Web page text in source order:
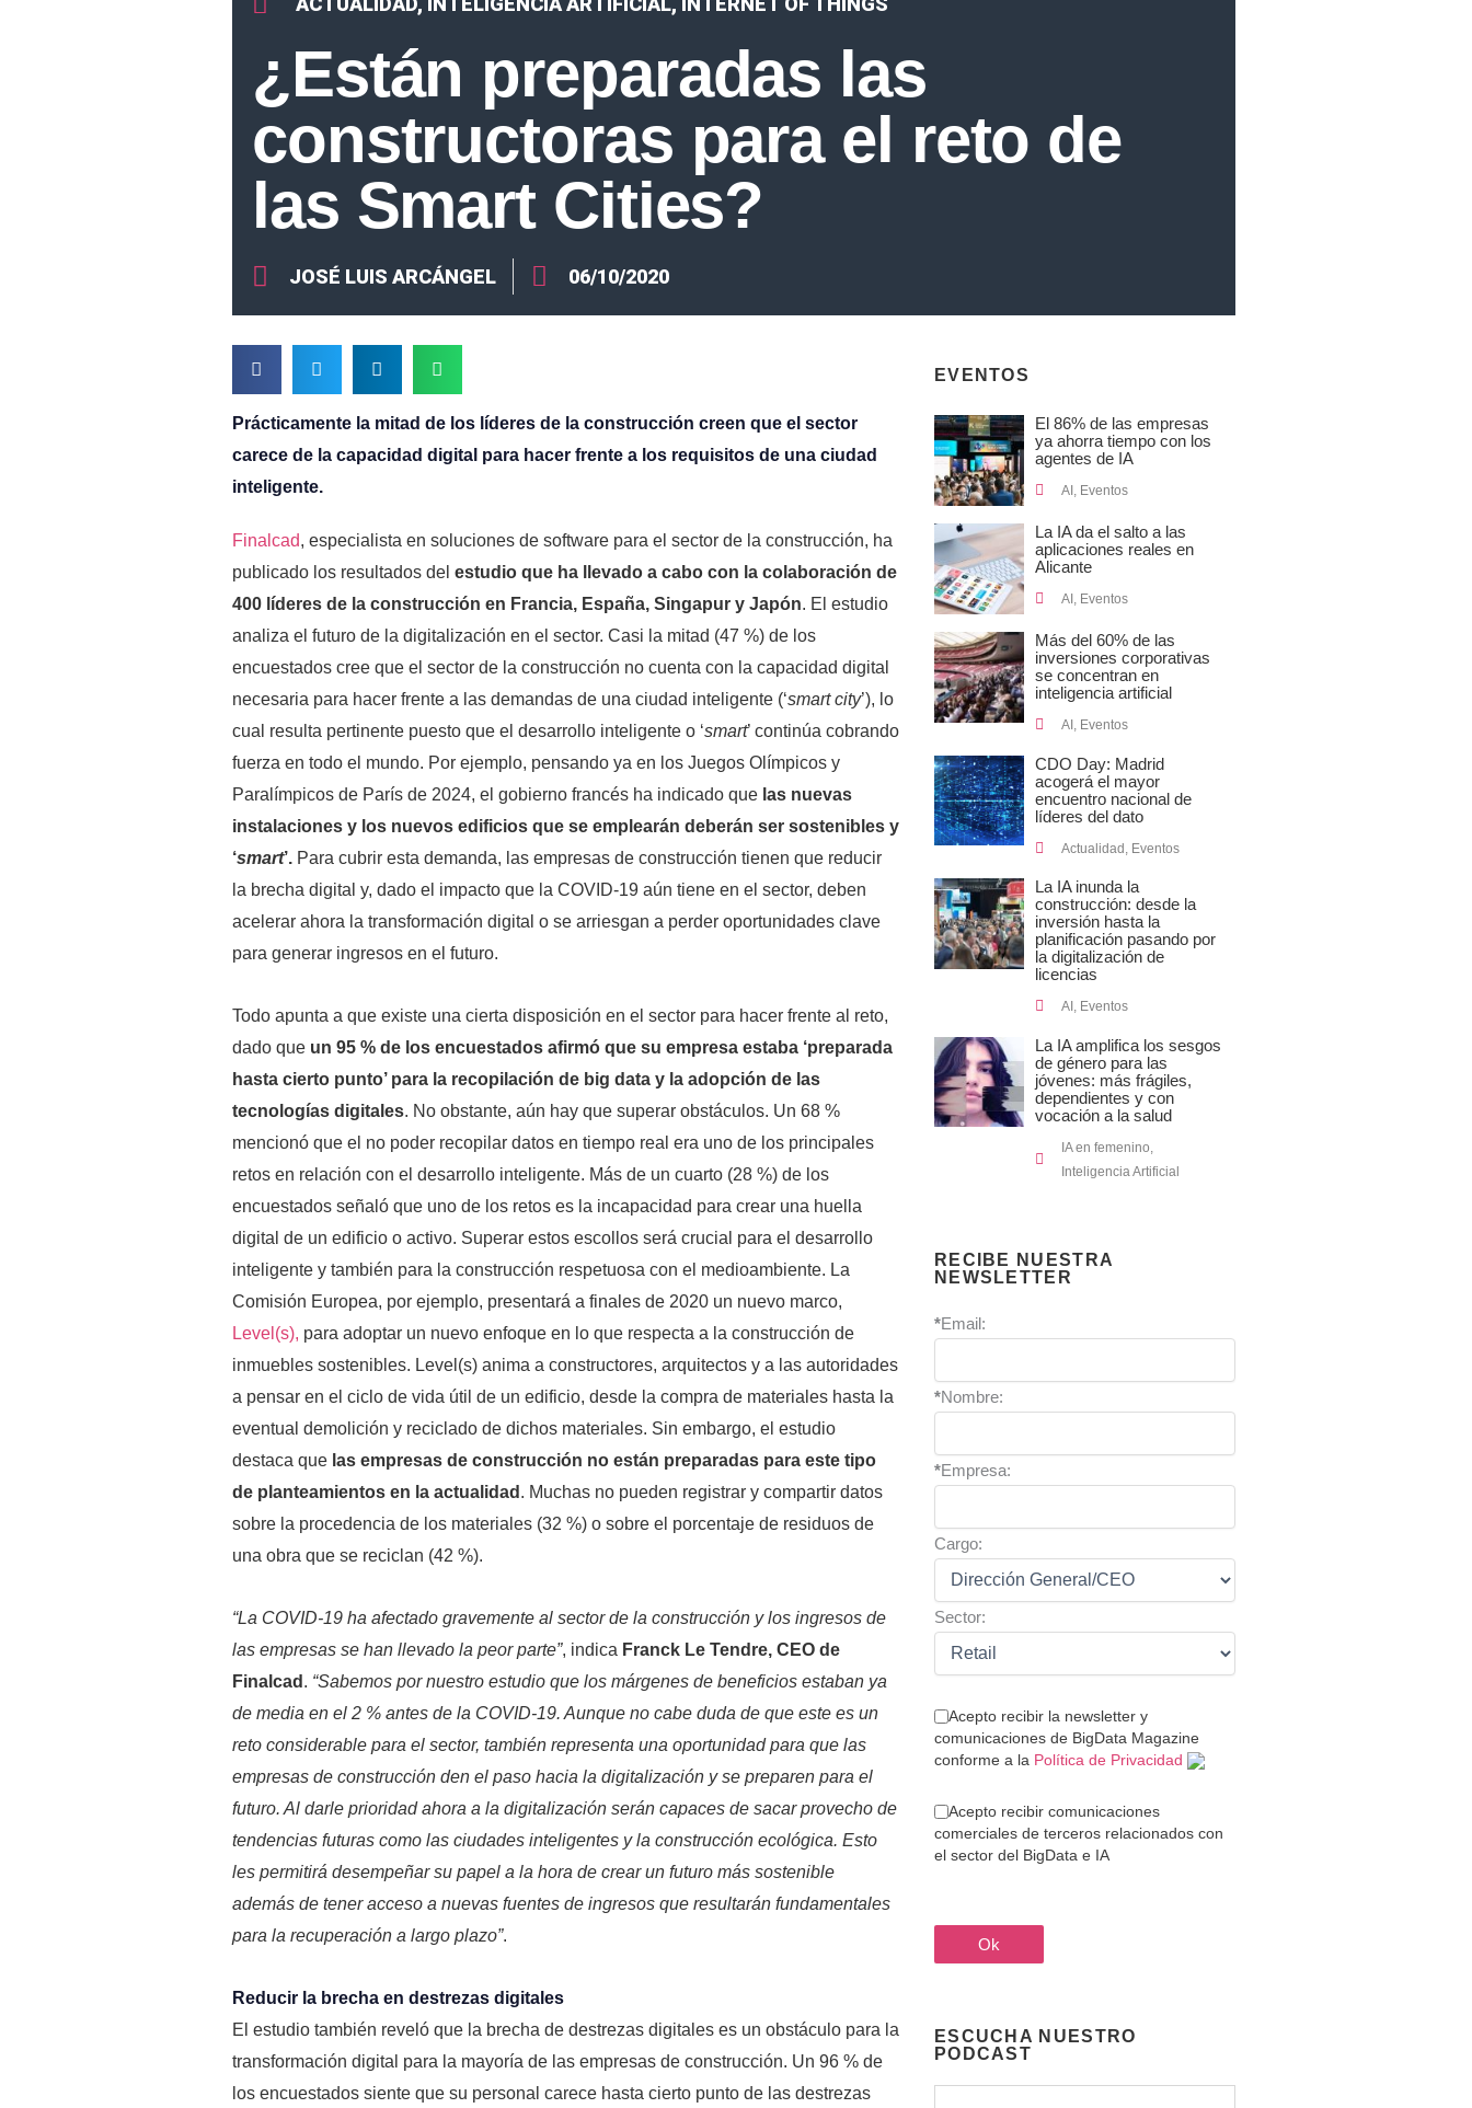
¿Están preparadas las
constructoras para el reto de
las Smart Cities?
JOSÉ LUIS ARCÁNGEL 06/10/2020
Prácticamente la mitad de los líderes de la construcción creen que el sector
carece de la capacidad digital para hacer frente a los requisitos de una ciudad
inteligente.
Finalcad, especialista en soluciones de software para el sector de la construcción, ha
publicado los resultados del estudio que ha llevado a cabo con la colaboración de
400 líderes de la construcción en Francia, España, Singapur y Japón. El estudio
analiza el futuro de la digitalización en el sector. Casi la mitad (47 %) de los
encuestados cree que el sector de la construcción no cuenta con la capacidad digital
necesaria para hacer frente a las demandas de una ciudad inteligente (‘smart city’), lo
cual resulta pertinente puesto que el desarrollo inteligente o ‘smart’ continúa cobrando
fuerza en todo el mundo. Por ejemplo, pensando ya en los Juegos Olímpicos y
Paralímpicos de París de 2024, el gobierno francés ha indicado que las nuevas
instalaciones y los nuevos edificios que se emplearán deberán ser sostenibles y
‘smart’.Para cubrir esta demanda, las empresas de construcción tienen que reducir
la brecha digital y, dado el impacto que la COVID-19 aún tiene en el sector, deben
acelerar ahora la transformación digital o se arriesgan a perder oportunidades clave
para generar ingresos en el futuro.
Todo apunta a que existe una cierta disposición en el sector para hacer frente al reto,
dado queun 95 % de los encuestados afirmó que su empresa estaba ‘preparada
hasta cierto punto’ para la recopilación de big data y la adopción de las
tecnologías digitales. No obstante, aún hay que superar obstáculos. Un 68 %
mencionó que el no poder recopilar datos en tiempo real era uno de los principales
retos en relación con el desarrollo inteligente. Más de un cuarto (28 %) de los
encuestados señaló que uno de los retos es la incapacidad para crear una huella
digital de un edificio o activo. Superar estos escollos será crucial para el desarrollo
inteligente y también para la construcción respetuosa con el medioambiente. La
Comisión Europea, por ejemplo, presentará a finales de 2020 un nuevo marco,
Level(s), para adoptar un nuevo enfoque en lo que respecta a la construcción de
inmuebles sostenibles. Level(s) anima a constructores, arquitectos y a las autoridades
a pensar en el ciclo de vida útil de un edificio, desde la compra de materiales hasta la
eventual demolición y reciclado de dichos materiales. Sin embargo, el estudio
destaca quelas empresas de construcción no están preparadas para este tipo
de planteamientos en la actualidad . Muchas no pueden registrar y compartir datos
sobre la procedencia de los materiales (32 %) o sobre el porcentaje de residuos de
una obra que se reciclan (42 %).
“La COVID-19 ha afectado gravemente al sector de la construcción y los ingresos de
las empresas se han llevado la peor parte”, indica Franck Le Tendre, CEO de
Finalcad . “Sabemos por nuestro estudio que los márgenes de beneficios estaban ya
de media en el 2 % antes de la COVID-19. Aunque no cabe duda de que este es un
reto considerable para el sector, también representa una oportunidad para que las
empresas de construcción den el paso hacia la digitalización y se preparen para el
futuro. Al darle prioridad ahora a la digitalización serán capaces de sacar provecho de
tendencias futuras como las ciudades inteligentes y la construcción ecológica. Esto
les permitirá desempeñar su papel a la hora de crear un futuro más sostenible
además de tener acceso a nuevas fuentes de ingresos que resultarán fundamentales
para la recuperación a largo plazo”.
Reducir la brecha en destrezas digitales
El estudio también reveló que la brecha de destrezas digitales es un obstáculo para la
transformación digital para la mayoría de las empresas de construcción. Un 96 % de
los encuestados siente que su personal carece hasta cierto punto de las destrezas
EVENTOS
El 86% de las empresas
ya ahorra tiempo con los
agentes de IA
AI , Eventos
La IA da el salto a las
aplicaciones reales en
Alicante
AI , Eventos
Más del 60% de las
inversiones corporativas
se concentran en
inteligencia artificial
AI , Eventos
CDO Day: Madrid
acogerá el mayor
encuentro nacional de
líderes del dato
Actualidad Eventos
La IA inunda la
construcción: desde la
inversión hasta la
planificación pasando por
la digitalización de
licencias
AI , Eventos
La IA amplifica los sesgos
de género para las
jóvenes: más frágiles,
dependientes y con
vocación a la salud
IA en femenino
Inteligencia Artificial
RECIBE NUESTRA
NEWSLETTER
*Email:
*Nombre:
*Empresa:
Cargo:
Sector:
Acepto recibir la newsletter y
comunicaciones de BigData Magazine
conforme a la Política de Privacidad
Acepto recibir comunicaciones
comerciales de terceros relacionados con
el sector del BigData e IA
ESCUCHA NUESTRO
PODCAST